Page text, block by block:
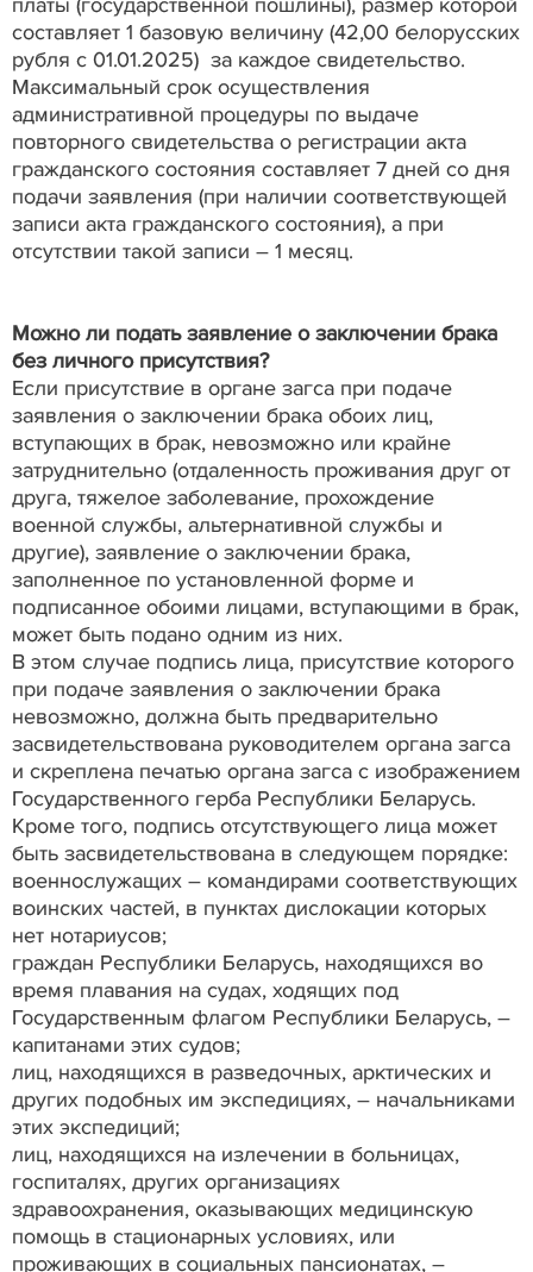
составляет 1 базовую величину (42,00 белорусских
рубля с 01.01.2025) за каждое свидетельство.
Максимальный срок осуществления
административной процедуры по выдаче
повторного свидетельства о регистрации акта
гражданского состояния составляет 7 дней со дня
подачи заявления (при наличии соответствующей
записи акта гражданского состояния), а при
отсутствии такой записи – 1 месяц.
Можно ли подать заявление о заключении брака
без личного присутствия?
Если присутствие в органе загса при подаче
заявления о заключении брака обоих лиц,
вступающих в брак, невозможно или крайне
затруднительно (отдаленность проживания друг от
друга, тяжелое заболевание, прохождение
военной службы, альтернативной службы и
другие), заявление о заключении брака,
заполненное по установленной форме и
подписанное обоими лицами, вступающими в брак,
может быть подано одним из них.
В этом случае подпись лица, присутствие которого
при подаче заявления о заключении брака
невозможно, должна быть предварительно
засвидетельствована руководителем органа загса
и скреплена печатью органа загса с изображением
Государственного герба Республики Беларусь.
Кроме того, подпись отсутствующего лица может
быть засвидетельствована в следующем порядке:
военнослужащих – командирами соответствующих
воинских частей, в пунктах дислокации которых
нет нотариусов;
граждан Республики Беларусь, находящихся во
время плавания на судах, ходящих под
Государственным флагом Республики Беларусь, –
капитанами этих судов;
лиц, находящихся в разведочных, арктических и
других подобных им экспедициях, – начальниками
этих экспедиций;
лиц, находящихся на излечении в больницах,
госпиталях, других организациях
здравоохранения, оказывающих медицинскую
помощь в стационарных условиях, или
проживающих в социальных пансионатах, –